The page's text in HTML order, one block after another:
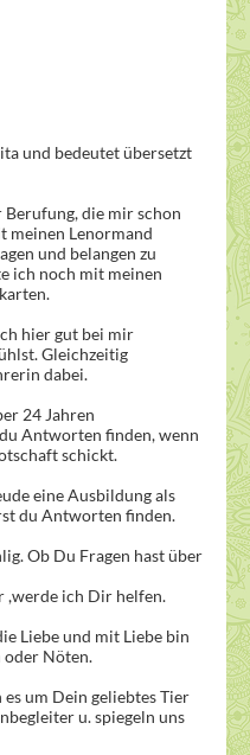
und bedeutet übersetzt
die mir schon
meinen Lenormand
und belangen zu
ich noch mit meinen
hier gut bei mir
Gleichzeitig
dabei.
24 Jahren
Antworten finden, wenn
schickt.
eine Ausbildung als
du Antworten finden.
Ob Du Fragen hast über
,werde ich Dir helfen.
Liebe und mit Liebe bin
oder Nöten.
um Dein geliebtes Tier
u. spiegeln uns